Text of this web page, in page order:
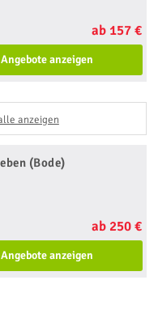
ab 157 €
Angebote anzeigen
anzeigen
(Bode)
ab 250 €
Angebote anzeigen